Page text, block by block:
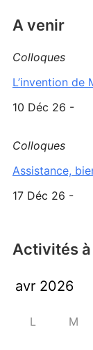
A venir
Colloques
L’invention de
10 Déc 26 -
Colloques
Assistance,
17 Déc 26 -
Activités
L M